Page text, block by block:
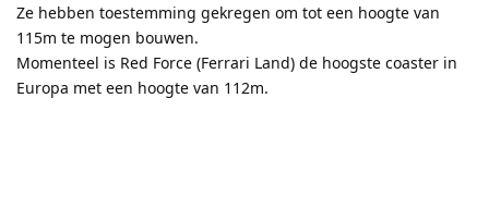
Ze hebben toestemming gekregen om tot een hoogte van
115m te mogen bouwen.
Momenteel is Red Force (Ferrari Land) de hoogste coaster in
Europa met een hoogte van 112m.